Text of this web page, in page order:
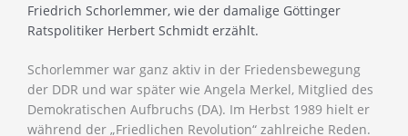
Friedrich Schorlemmer, wie der damalige Göttinger
Ratspolitiker Herbert Schmidt erzählt.
Schorlemmer war ganz aktiv in der Friedensbewegung
der DDR und war später wie Angela Merkel, Mitglied des
Demokratischen Aufbruchs (DA). Im Herbst 1989 hielt er
während der „Friedlichen Revolution“ zahlreiche Reden.